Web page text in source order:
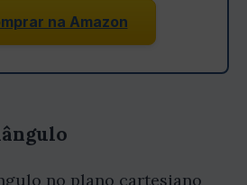
na Amazon
no plano cartesiano